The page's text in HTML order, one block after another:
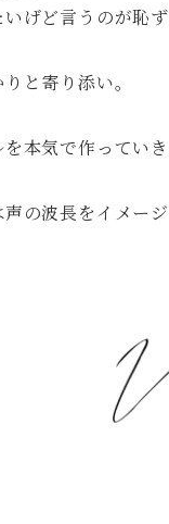
げど言うのが恥ず
と寄り添い。
本気で作っていき
の波長をイメージ